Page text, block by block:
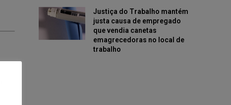
Justiça do Trabalho mantém
justa causa de empregado
que vendia canetas
emagrecedoras no local de
trabalho